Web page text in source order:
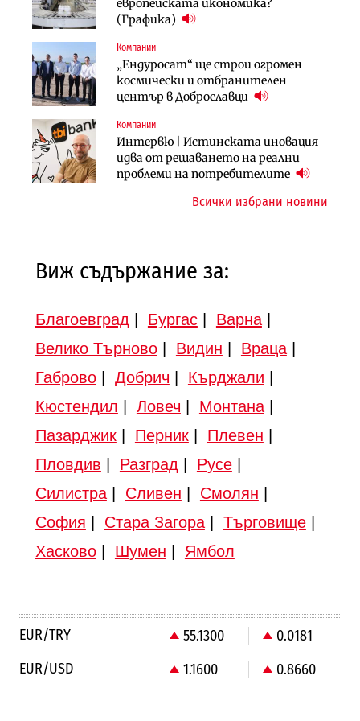
европейската икономика?
(Графика)
Компании
„Ендуросат“ ще строи огромен
космически и отбранителен
център в Доброславци
Компании
Интервю | Истинската иновация
идва от решаването на реални
проблеми на потребителите
няколко седмици, ако сушата
Компании
„Хювефарма“ подписа договор за
придобиване на Euroapi Italy
Инфраструктура
АПИ възложи промяната на
парцеларния план за
България продължава да се охлажда
Публични финанси
След 20 години застой: Данъчните
оценки на имотите може да бъдат
Инфраструктура
Вторият мост над Варненското
езеро става част от бъдещата
Всички избрани новини
Виж съдържание за:
Благоевград Бургас| Варна|
Велико Търново| Видин Враца|
Габрово| Добрич Кърджали
Кюстендил
Ловеч Монтана|
Пазарджик| Перник| Плевен
Пловдив
Разград Русе|
Силистра| Сливен Смолян
София
Стара Загора| Търговище|
Хасково| Шумен Ямбол
EUR/TRY 55.1300
0.0181
EUR/USD
1.1600 0.8660